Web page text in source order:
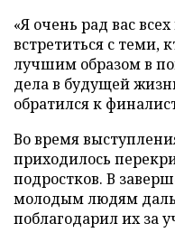
«Я очень рад вас
встретиться с теми,
лучшим образом в
дела в будущей
обратился к
Во время
приходилось
подростков. В
молодым людям
поблагодарил их за